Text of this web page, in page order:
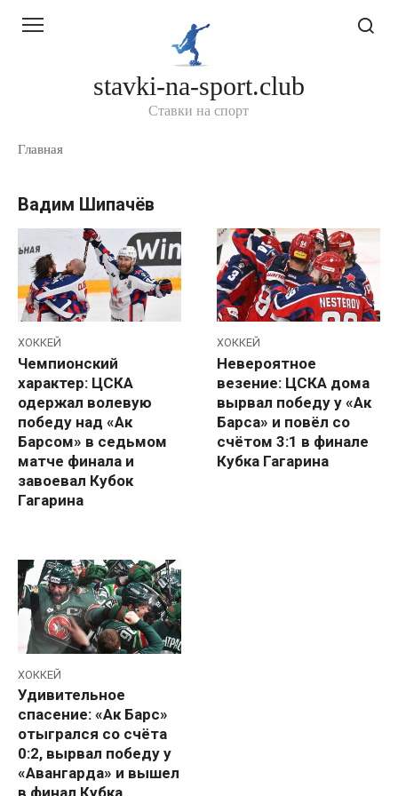
stavki-na-sport.club
Ставки на спорт
Главная
Вадим Шипачёв
ХОККЕЙ
Чемпионский
характер: ЦСКА
одержал волевую
победу над «Ак
Барсом» в седьмом
матче финала и
завоевал Кубок
Гагарина
ХОККЕЙ
Невероятное
везение: ЦСКА дома
вырвал победу у «Ак
Барса» и повёл со
счётом 3:1 в финале
Кубка Гагарина
ХОККЕЙ
Удивительное
спасение: «Ак Барс»
отыгрался со счёта
0:2, вырвал победу у
«Авангарда» и вышел